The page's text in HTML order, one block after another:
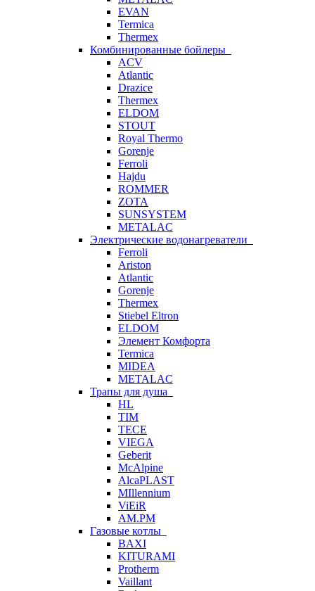
EVAN
Termica
Thermex
Комбинированные бойлеры
ACV
Atlantic
Drazice
Thermex
ELDOM
STOUT
Royal Thermo
Gorenje
Ferroli
Hajdu
ROMMER
ZOTA
SUNSYSTEM
METALAC
Электрические водонагреватели
Ferroli
Ariston
Atlantic
Gorenje
Thermex
Stiebel Eltron
ELDOM
Элемент Комфорта
Termica
MIDEA
METALAC
Трапы для душа
HL
TIM
TECE
VIEGA
Geberit
McAlpine
AlcaPLAST
MIllennium
ViEiR
AM.PM
Газовые котлы
BAXI
KITURAMI
Protherm
Vaillant